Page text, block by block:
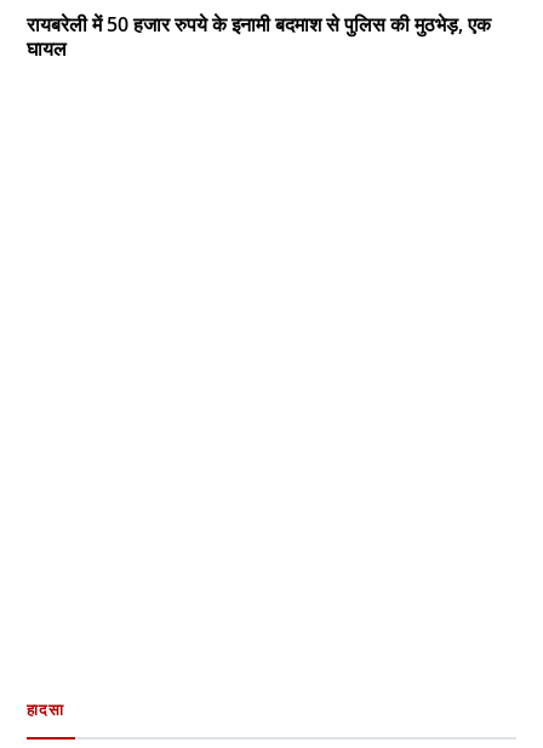
रायबरेली में 50 हजार रुपये के इनामी बदमाश से पुलिस की मुठभेड़, एक
घायल
हादसा